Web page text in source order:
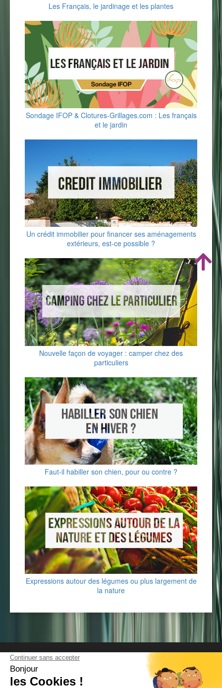
Les Français, le jardinage et les plantes
Sondage IFOP & Clotures-Grillages.com : Les français
et le jardin
Un crédit immobilier pour financer ses aménagements
extérieurs, est-ce possible ?
Nouvelle façon de voyager : camper chez des
particuliers
Faut-il habiller son chien, pour ou contre ?
Expressions autour des légumes ou plus largement de
la nature